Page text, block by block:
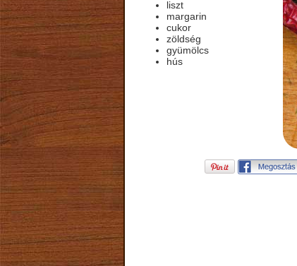
liszt
margarin
cukor
zöldség
gyümölcs
hús